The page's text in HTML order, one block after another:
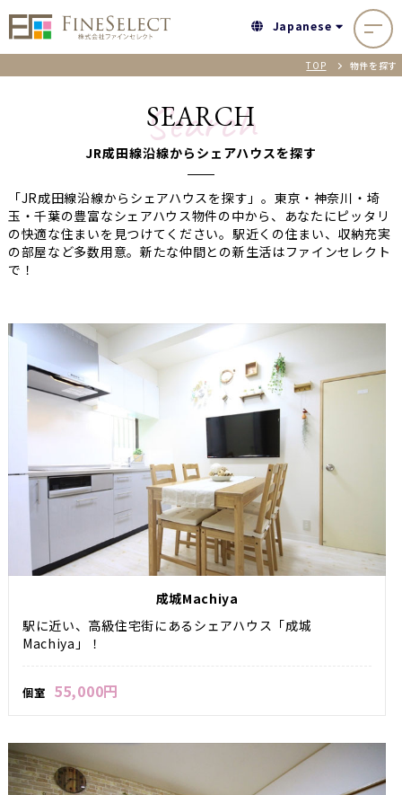
Japanese
TOP 物件を探す
SEARCH
JR成田線沿線からシェアハウスを探す
Search
「JR成田線沿線からシェアハウスを探す」。東京・神奈川・埼
玉・千葉の豊富なシェアハウス物件の中から、あなたにピッタリ
の快適な住まいを見つけてください。駅近くの住まい、収納充実
の部屋など多数用意。新たな仲間との新生活はファインセレクト
で！
成城Machiya
駅に近い、高級住宅街にあるシェアハウス「成城
Machiya」！
個室 55,000円